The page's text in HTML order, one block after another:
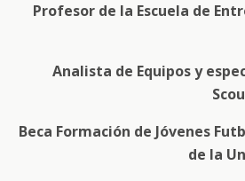
Profesor de la Escuela de
Analista de Equipos y
Beca Formación de Jóvenes
de la